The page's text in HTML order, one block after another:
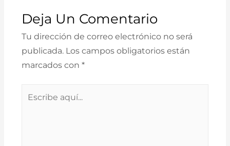
Deja Un Comentario
Tu dirección de correo electrónico no será
publicada. Los campos obligatorios están
marcados con *